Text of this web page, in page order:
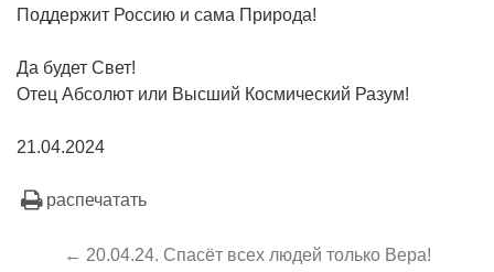
Поддержит Россию и сама Природа!
Да будет Свет!
Отец Абсолют или Высший Космический Разум!
21.04.2024
распечатать
← 20.04.24. Спасёт всех людей только Вера!